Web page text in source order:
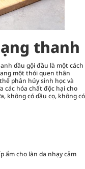
thanh
dầu gội đầu là một cách
một thói quen thân
phân hủy sinh học và
các hóa chất độc hại cho
không có dầu cọ, không có
ẩm cho làn da nhạy cảm